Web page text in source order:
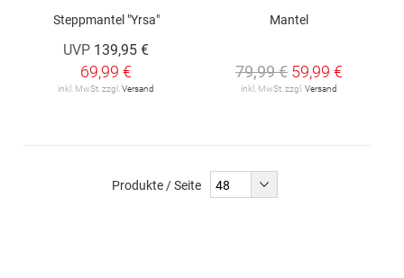
Steppmantel "Yrsa"
UVP 139,95 €
69,99 €
inkl. MwSt. zzgl. Versand
Mantel
79,99 € 59,99 €
inkl. MwSt. zzgl. Versand
Produkte / Seite